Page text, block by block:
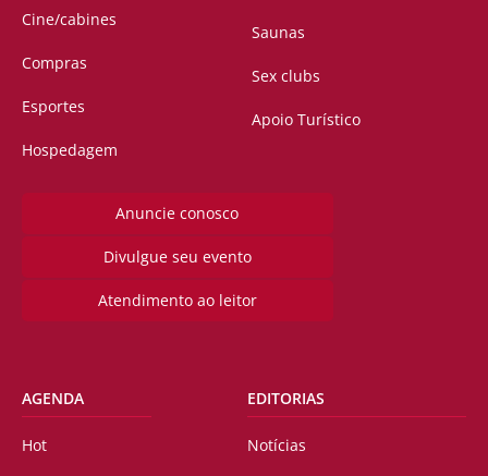
Cine/cabines
Compras
Esportes
Hospedagem
Saunas
Sex clubs
Apoio Turístico
Anuncie conosco
Divulgue seu evento
Atendimento ao leitor
AGENDA
Hot
EDITORIAS
Notícias